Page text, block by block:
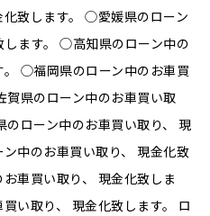
致します。 ◯愛媛県のローン
します。 ◯高知県のローン中の
。 ◯福岡県のローン中のお車買
県のローン中のお車買い取
ローン中のお車買い取り、 現
中のお車買い取り、 現金化致
車買い取り、 現金化致しま
い取り、 現金化致します。 ロ